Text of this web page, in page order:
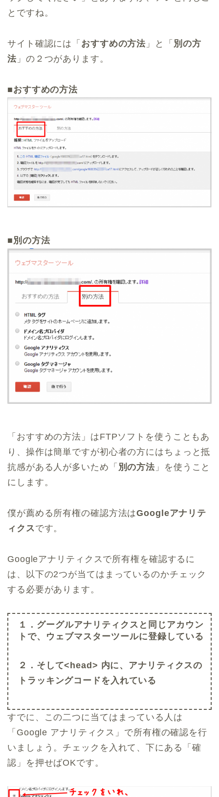
とですね。
サイト確認には「 おすすめの方法 」と「 別の方
法」の２つがあります。
■おすすめの方法
■ 別の方法
「おすすめの方法」はFTPソフトを使うこともあ
り、操作は簡単ですが初心者の方にはちょっと抵
抗感がある人が多いため「 別の方法 」を使うこと
にします。
僕が薦める所有権の確認方法はGoogleアナリテ
ィクス です。
Googleアナリティクスで所有権を確認するに
は、以下の2つが当てはまっているのかチェック
する必要があります。
１．グーグルアナリティクスと同じアカウン
トで、ウェブマスターツールに登録している
２．そして<head> 内に、アナリティクスの
トラッキングコードを入れている
すでに、この二つに当てはまっている人は
「Google アナリティクス」で所有権の確認を行
いましょう。チェックを入れて、下にある「確
認」を押せばOKです。